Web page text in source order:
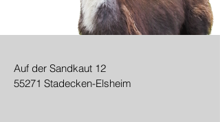
Auf der Sandkaut 12
55271 Stadecken-Elsheim